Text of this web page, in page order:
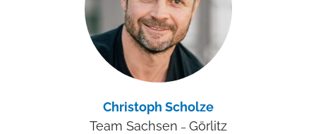
Christoph Scholze
Team Sachsen – Görlitz